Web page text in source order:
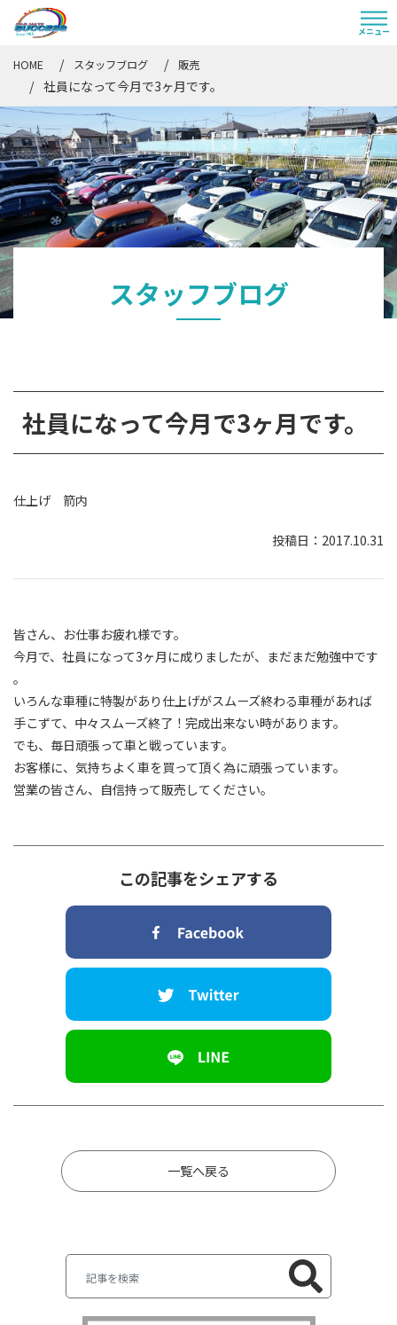
HOME スタッフブログ 販売
社員になって今月で3ヶ月です。
スタッフブログ
社員になって今月で3ヶ月です。
仕上げ 箭内
2017.10.31
皆さん、お仕事お疲れ様です。
今月で、社員になって3ヶ月に成りましたが、まだまだ勉強中です
。
いろんな車種に特製があり仕上げがスムーズ終わる車種があれば
手こずて、中々スムーズ終了！完成出来ない時があります。
でも、毎日頑張って車と戦っています。
お客様に、気持ちよく車を買って頂く為に頑張っています。
営業の皆さん、自信持って販売してください。
この記事をシェアする
一覧へ戻る